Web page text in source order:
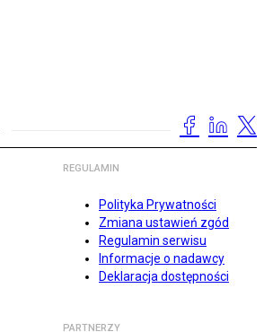
REGULAMIN
Polityka Prywatności
Zmiana ustawień zgód
Regulamin serwisu
Informacje o nadawcy
Deklaracja dostępności
PARTNERZY